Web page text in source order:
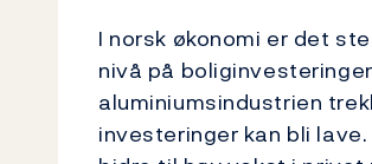
I norsk økonomi er det
nivå på
aluminiumsindustrien
investeringer kan bli